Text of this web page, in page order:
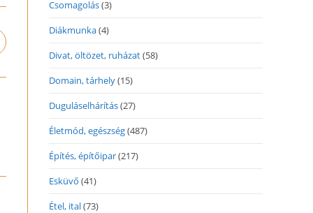
Csomagolás(3)
Diákmunka(4)
Divat, öltözet, ruházat(58)
Domain, tárhely(15)
Duguláselhárítás(27)
Életmód, egészség(487)
Építés, építőipar(217)
Esküvő (41)
Étel, ital(73)